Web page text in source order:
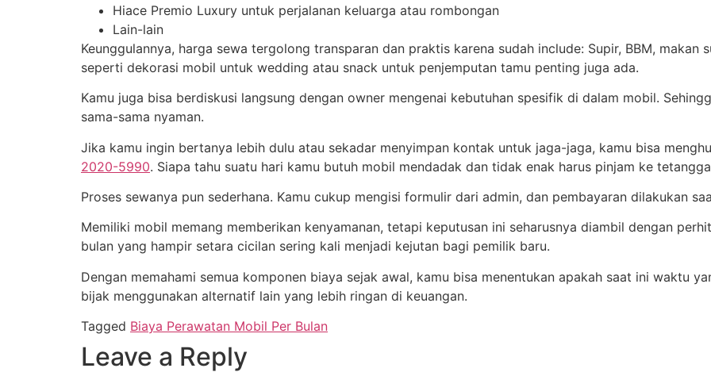
Hiace Premio Luxury untuk perjalanan keluarga atau rombongan
Lain-lain
Keunggulannya, harga sewa tergolong transparan dan praktis karena sudah include: Supir, BBM, makan
seperti dekorasi mobil untuk wedding atau snack untuk penjemputan tamu penting juga ada.
Kamu juga bisa berdiskusi langsung dengan owner mengenai kebutuhan spesifik di dalam mobil.
sama-sama nyaman.
Jika kamu ingin bertanya lebih dulu atau sekadar menyimpan kontak untuk jaga-jaga, kamu bisa
2020-5990. Siapa tahu suatu hari kamu butuh mobil mendadak dan tidak enak harus pinjam ke
Proses sewanya pun sederhana. Kamu cukup mengisi formulir dari admin, dan pembayaran dilakukan
Memiliki mobil memang memberikan kenyamanan, tetapi keputusan ini seharusnya diambil dengan
bulan yang hampir setara cicilan sering kali menjadi kejutan bagi pemilik baru.
Dengan memahami semua komponen biaya sejak awal, kamu bisa menentukan apakah saat ini waktu
bijak menggunakan alternatif lain yang lebih ringan di keuangan.
Tagged Biaya Perawatan Mobil Per Bulan
Leave a Reply